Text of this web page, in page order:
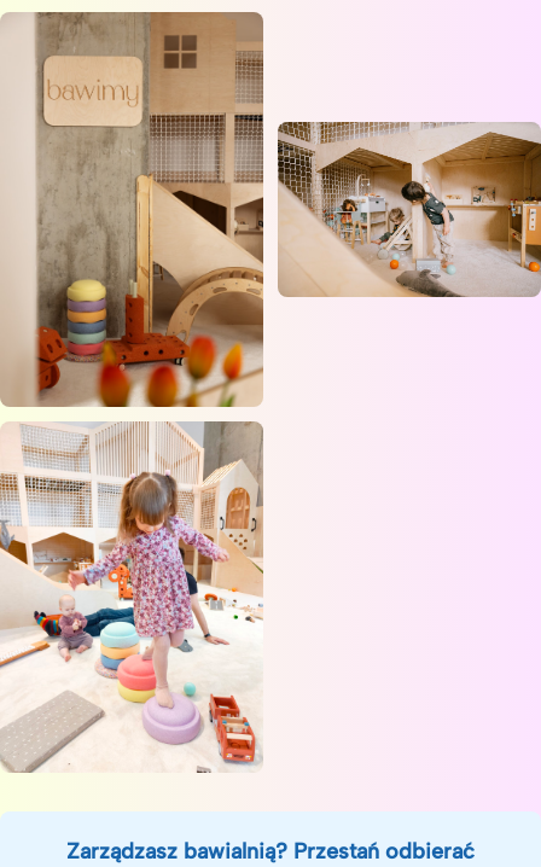
Zarządzasz bawialnią? Przestań odbierać